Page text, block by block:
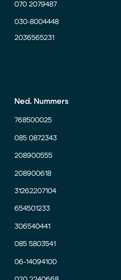
070 2079487
030-8004448
2036565231
Ned. Nummers
768500025
085 0872343
208900555
208900618
31262207104
654501233
306540441
085 5803541
06-14094100